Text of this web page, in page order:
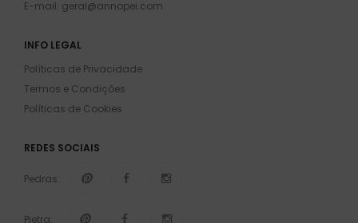
E-mail: geral@annopei.com
INFO LEGAL
Políticas de Privacidade
Termos e Condições
Políticas de Cookies
REDES SOCIAIS
Pedras:
Pietra: